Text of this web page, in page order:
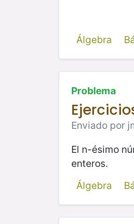
Álgebra
Problema
Enviado por
El n-ésimo
enteros.
Álgebra